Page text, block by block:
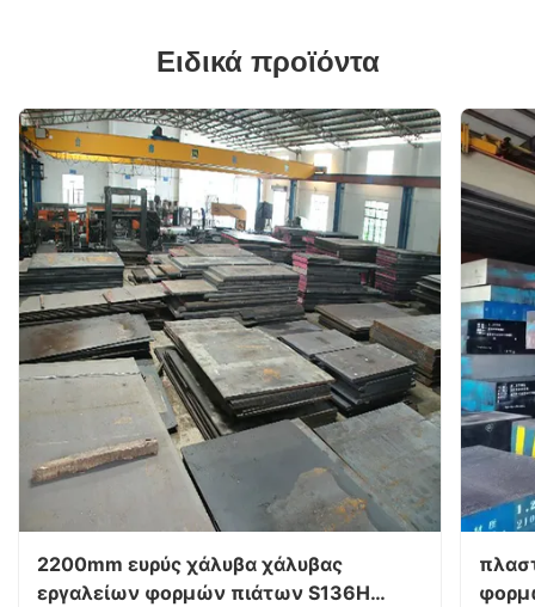
Ειδικά προϊόντα
2200mm ευρύς χάλυβα χάλυβας
εργαλείων φορμών πιάτων S136H